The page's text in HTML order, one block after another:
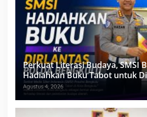
Perkuat Literasi Budaya, SMSI
Hadiahkan Buku Tabot untuk
Agustus 4, 2026